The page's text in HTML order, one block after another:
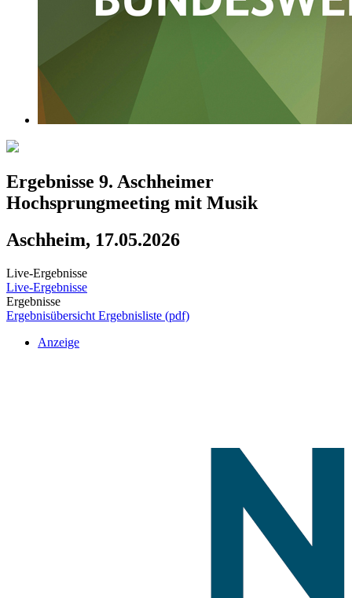
Ergebnisse 9. Aschheimer
Hochsprungmeeting mit Musik
Aschheim, 17.05.2026
Live-Ergebnisse
Live-Ergebnisse
Ergebnisse
Ergebnisübersicht Ergebnisliste (pdf)
Anzeige